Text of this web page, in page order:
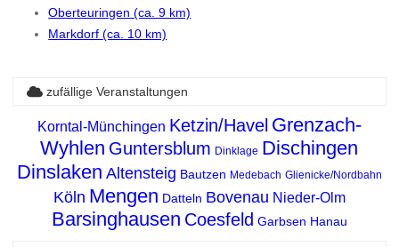
Oberteuringen (ca. 9 km)
Markdorf (ca. 10 km)
zufällige Veranstaltungen
Korntal-Münchingen Ketzin/Havel Grenzach-
Wyhlen Guntersblum Dinklage Dischingen
Dinslaken Altensteig Bautzen Medebach Glienicke/Nordbahn
Köln Mengen Datteln Bovenau Nieder-Olm
Barsinghausen Coesfeld Garbsen Hanau